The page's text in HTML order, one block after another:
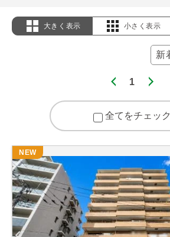
大きく表示 小さく表示
1
全てをチェック
NEW